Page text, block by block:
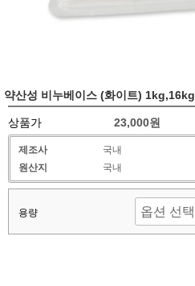
약산성 비누베이스 (화이트) 1kg,16kg
상품가 23,000원
제조사
국내
원산지
국내
용량